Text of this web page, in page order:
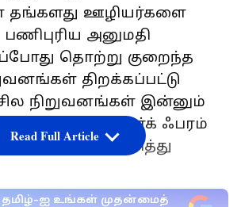
தங்களது ஊழியர்களை
பணிபுரிய அனுமதி
தொற்று குறைந்த
திறக்கப்பட்டு
நிறுவனங்கள் இன்னும்
பணிபுரியும் வொர்க் ஃபரம்
அனுமதி அளித்து
தமிழ்-ஐ உங்கள் முதன்மைத்
Read Full Article